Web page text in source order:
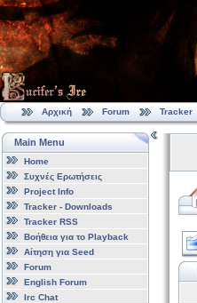
Αρχική Forum Tracker
Main Menu
Home
Συχνές Ερωτήσεις
Project Info
Tracker - Downloads
Tracker RSS
Βοήθεια για το Playback
Αίτηση για Seed
Forum
English Forum
Irc Chat